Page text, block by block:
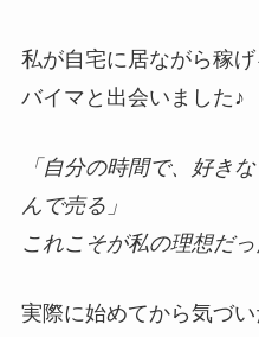
私が自宅に居ながら稼
バイマと出会いました♪
「自分の時間で、好き
んで売る」
これこそが私の理想だっ
実際に始めてから気づ